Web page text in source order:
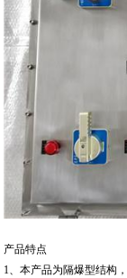
产品特点
1、本产品为隔爆型结构